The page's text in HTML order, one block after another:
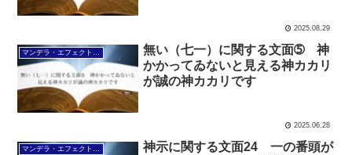
2025.08.29
無い（七一）に関する文面➄ 神
かかってゐないと見える神カカリ
が誠の神カカリです
2025.06.28
マンデラ・エフェクト文面（2025年6月24日～
神示に関する文面24 一の番頭が